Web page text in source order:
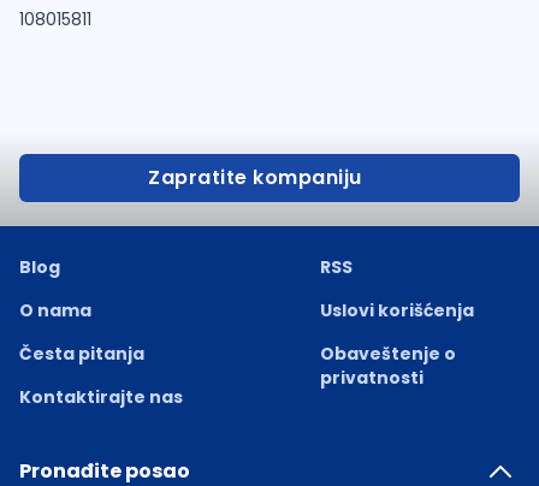
108015811
Zapratite kompaniju
Blog
O nama
Česta pitanja
Kontaktirajte nas
RSS
Uslovi korišćenja
Obaveštenje o
privatnosti
Pronađite posao